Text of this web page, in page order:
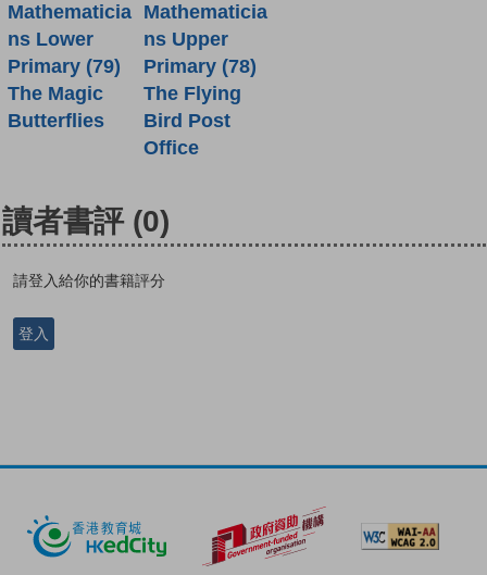
Mathematicia
ns Lower
Primary (79)
The Magic
Butterflies
Mathematicia
ns Upper
Primary (78)
The Flying
Bird Post
Office
讀者書評 (0)
請登入給你的書籍評分
登入